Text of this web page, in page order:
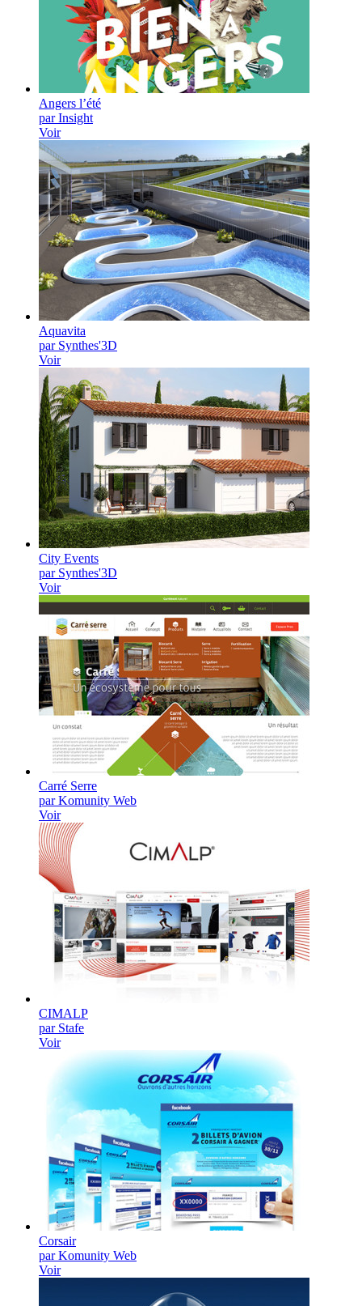
Angers l’été
par Insight
Voir
Aquavita
par Synthes'3D
Voir
City Events
par Synthes'3D
Voir
Carré Serre
par Komunity Web
Voir
CIMALP
par Stafe
Voir
Corsair
par Komunity Web
Voir